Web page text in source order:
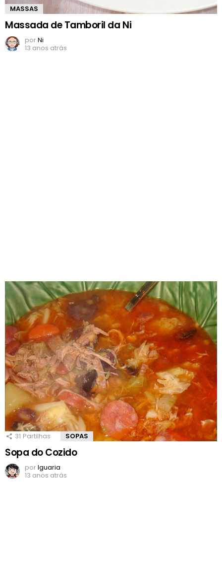
MASSAS
Massada de Tamboril da Ni
porNi
13 anos atrás
31 Partilhas SOPAS
Sopa do Cozido
porIguaria
13 anos atrás